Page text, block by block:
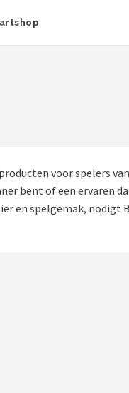
voor spelers
bent of een ervaren
en spelgemak, nodigt